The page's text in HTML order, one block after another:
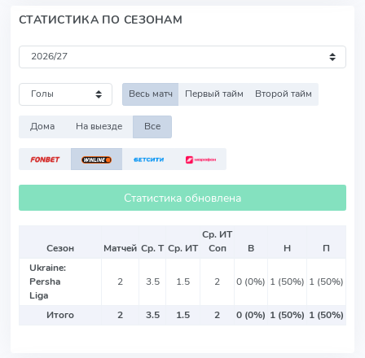
СТАТИСТИКА ПО СЕЗОНАМ
Весь матч Первый тайм Второй тайм
Дома На выезде Все
Статистика обновлена
Сезон Матчей Ср. Т Ср. ИТ
Ср. ИТ
Соп
В Н
П
Ukraine:
Persha
Liga
2 3.5 1.5 2 0 (0%) 1 (50%) 1 (50%)
Итого 2 3.5 1.5 2 0 (0%) 1 (50%) 1 (50%)